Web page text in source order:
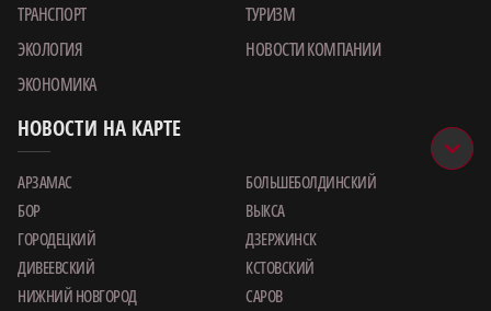
ТРАНСПОРТ
ТУРИЗМ
ЭКОЛОГИЯ
НОВОСТИ КОМПАНИИ
ЭКОНОМИКА
НОВОСТИ НА КАРТЕ
АРЗАМАС
БОЛЬШЕБОЛДИНСКИЙ
БОР
ВЫКСА
ГОРОДЕЦКИЙ
ДЗЕРЖИНСК
ДИВЕЕВСКИЙ
КСТОВСКИЙ
НИЖНИЙ НОВГОРОД
САРОВ